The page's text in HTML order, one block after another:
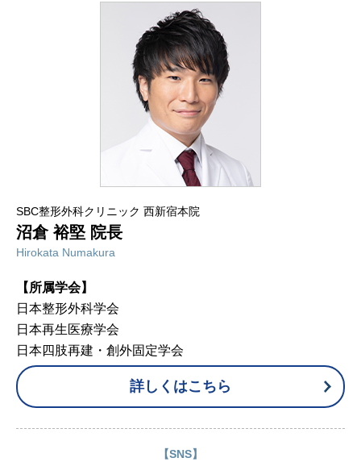
SBC整形外科クリニック 西新宿本院
沼倉 裕堅 院長
Hirokata Numakura
【所属学会】
日本整形外科学会
日本再生医療学会
日本四肢再建・創外固定学会
詳しくはこちら
【SNS】